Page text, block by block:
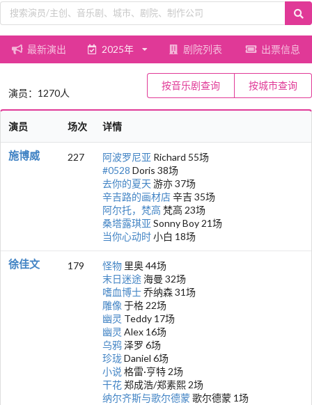
最新演出 2025年 剧院列表 出票信息
按音乐剧查询 按城市查询
演员：1270人
演员 场次 详情
施博威 227 阿波罗尼亚 Richard 55场
#0528 Doris 38场
去你的夏天 游亦 37场
辛吉路的画材店辛吉 35场
阿尔托，梵高 梵高 23场
桑塔露琪亚 Sonny Boy 21场
当你心动时小白 18场
徐佳文 179 怪物 里奥 44场
末日迷途海曼 32场
嗜血博士乔纳森 31场
雕像 于格 22场
幽灵 Teddy 17场
幽灵 Alex 16场
乌鸦泽罗 6场
珍珑Daniel 6场
小说 格雷·亨特 2场
干花郑成浩/郑素熙 2场
纳尔齐斯与歌尔德蒙歌尔德蒙 1场